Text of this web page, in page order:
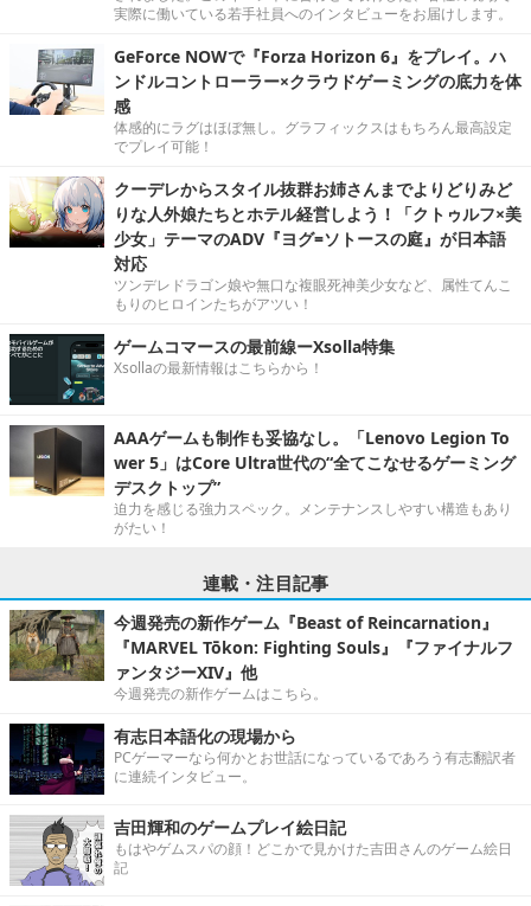
実際に働いている若手社員へのインタビューをお届けします。
GeForce NOWで『Forza Horizon 6』をプレイ。ハ
ンドルコントローラー×クラウドゲーミングの底力を体
感
体感的にラグはほぼ無し。グラフィックスはもちろん最高設定
でプレイ可能！
クーデレからスタイル抜群お姉さんまでよりどりみど
りな人外娘たちとホテル経営しよう！「クトゥルフ×美
少女」テーマのADV『ヨグ=ソトースの庭』が日本語
対応
ツンデレドラゴン娘や無口な複眼死神美少女など、属性てんこ
もりのヒロインたちがアツい！
ゲームコマースの最前線ーXsolla特集
Xsollaの最新情報はこちらから！
AAAゲームも制作も妥協なし。「Lenovo Legion To
wer 5」はCore Ultra世代の“全てこなせるゲーミング
デスクトップ”
迫力を感じる強力スペック。メンテナンスしやすい構造もあり
がたい！
連載・注目記事
今週発売の新作ゲーム『Beast of Reincarnation』
『MARVEL Tōkon: Fighting Souls』『ファイナルフ
ァンタジーXIV』他
今週発売の新作ゲームはこちら。
有志日本語化の現場から
PCゲーマーなら何かとお世話になっているであろう有志翻訳者
に連続インタビュー。
吉田輝和のゲームプレイ絵日記
もはやゲムスパの顔！どこかで見かけた吉田さんのゲーム絵日
記